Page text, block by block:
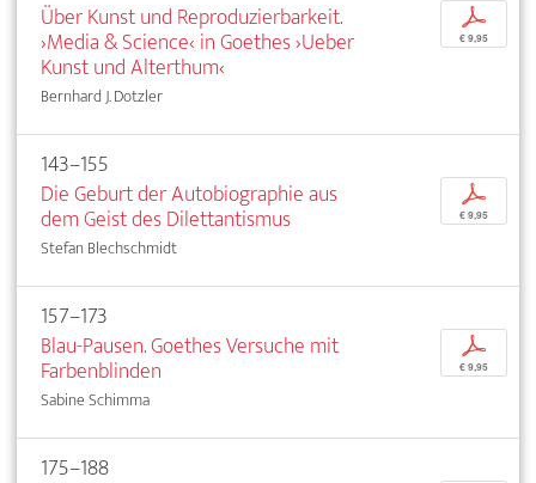
Über Kunst und Reproduzierbarkeit.
›Media & Science‹ in Goethes ›Ueber
Kunst und Alterthum‹
Bernhard J. Dotzler
p
€ 9,95
143–155
Die Geburt der Autobiographie aus
dem Geist des Dilettantismus
Stefan Blechschmidt
p
€ 9,95
157–173
Blau-Pausen. Goethes Versuche mit
Farbenblinden
Sabine Schimma
p
€ 9,95
175–188